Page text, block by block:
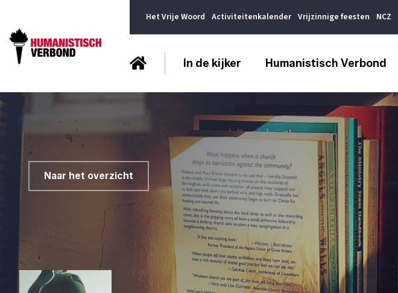
Het Vrije Woord Activiteitenkalender Vrijzinnige feesten NCZ
In de kijker Humanistisch Verbond
Naar het overzicht